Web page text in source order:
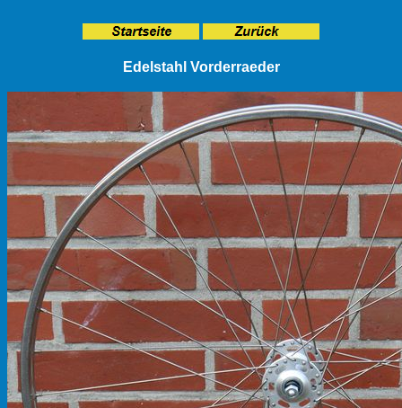
Edelstahl Vorderraeder